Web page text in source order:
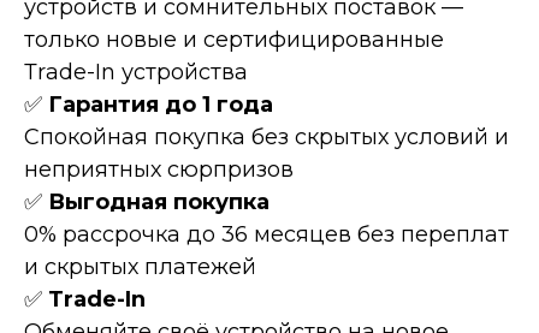
устройств и сомнительных поставок —
только новые и сертифицированные
Тrаdе-In устройства
✅ Гарантия до 1 года
Спокойная покупка без скрытых условий и
неприятных сюрпризов
✅ Выгодная покупка
0% рассрочка до 36 месяцев без переплат
и скрытых платежей
✅ Тrаdе-In